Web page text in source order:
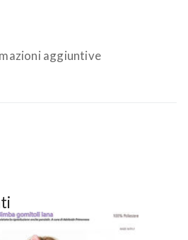
aggiuntive